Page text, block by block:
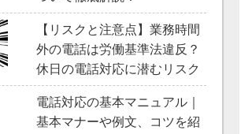
【リスクと注意点】業務時間
外の電話は労働基準法違反？
休日の電話対応に潜むリスク
電話対応の基本マニュアル｜
基本マナーや例文、コツを紹